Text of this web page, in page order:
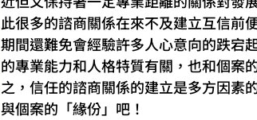
此很多的諮商關係在來不及建立互信前
期間還難免會經驗許多人心意向的跌宕
的專業能力和人格特質有關，也和個案
之，信任的諮商關係的建立是多方因素
與個案的「緣份」吧！